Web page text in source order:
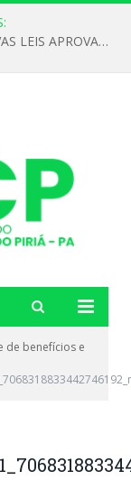
DECLARAMOS QUE NÃO HOUVERAM NOVAS LEIS APROVADAS ATÉ O MOMENTO PARA O INSTITUTO DE PREVIDÊNCIA NO ANO DE 2026
de benefícios e